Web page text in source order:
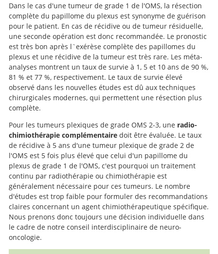
Dans le cas d'une tumeur de grade 1 de l'OMS, la résection
complète du papillome du plexus est synonyme de guérison
pour le patient. En cas de récidive ou de tumeur résiduelle,
une seconde opération est donc recommandée. Le pronostic
est très bon après l`exérèse complète des papillomes du
plexus et une récidive de la tumeur est très rare. Les méta-
analyses montrent un taux de survie à 1, 5 et 10 ans de 90 %,
81 % et 77 %, respectivement. Le taux de survie élevé
observé dans les nouvelles études est dû aux techniques
chirurgicales modernes, qui permettent une résection plus
complète.
Pour les tumeurs plexiques de grade OMS 2-3, une radio-
chimiothérapie complémentairedoit être évaluée. Le taux
de récidive à 5 ans d'une tumeur plexique de grade 2 de
l'OMS est 5 fois plus élevé que celui d'un papillome du
plexus de grade 1 de l'OMS, c'est pourquoi un traitement
continu par radiothérapie ou chimiothérapie est
généralement nécessaire pour ces tumeurs. Le nombre
d'études est trop faible pour formuler des recommandations
claires concernant un agent chimiothérapeutique spécifique.
Nous prenons donc toujours une décision individuelle dans
le cadre de notre conseil interdisciplinaire de neuro-
oncologie.